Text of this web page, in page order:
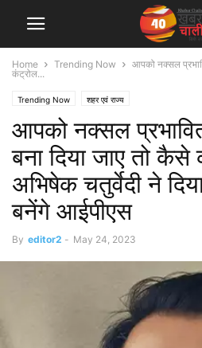
Home Trending Now
आपको नक्सल
कंट्रोल...
Trending Now शहर एवं राज्य
आपको नक्सल
बना दिया जाए तो
अभिषेक चतुर्वेदी ने
बनेंगे आईपीएस
By editor2 - May 24, 2023